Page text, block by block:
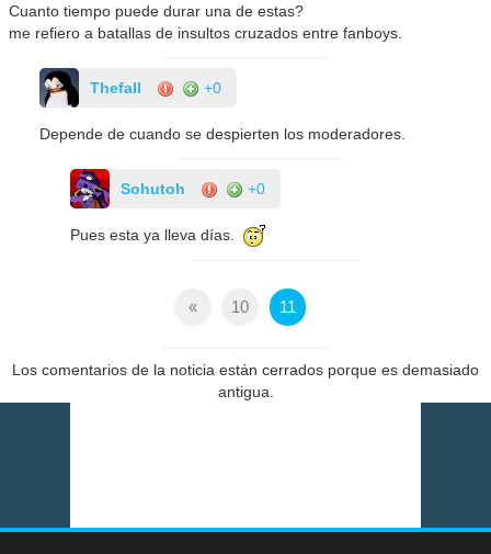
Cuanto tiempo puede durar una de estas?
me refiero a batallas de insultos cruzados entre fanboys.
Thefall +0
Depende de cuando se despierten los moderadores.
Sohutoh +0
Pues esta ya lleva días.
« 10 11
Los comentarios de la noticia están cerrados porque es demasiado
antigua.